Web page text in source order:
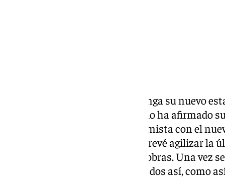
El camino para que Marbella tenga su nuevo
más cerca de llegar a su fin. Así lo ha afirmado
quien se ha mostrado muy optimista con el
Consistorio. De esta forma, se prevé agilizar
comenzar así cuanto antes las obras. Una vez
espera un plazo de ejecución de dos así, como